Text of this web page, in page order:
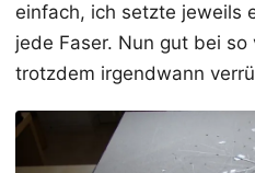
einfach, ich setzte jeweils
jede Faser. Nun gut bei
trotzdem irgendwann